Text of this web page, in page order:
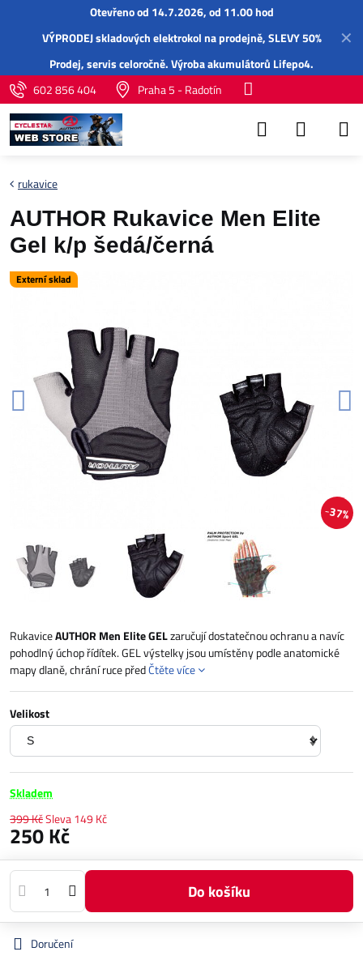
✕
Otevřeno od 14.7.2026, od 11.00 hod
VÝPRODEJ skladových elektrokol na prodejně, SLEVY 50%
Prodej,servisceloročně.Výroba akumulátorů Lifepo4.
602 856 404
Praha 5 - Radotín
Externí sklad
37%
rukavice
AUTHOR Rukavice Men Elite
Gel k/p šedá/černá
RukaviceAUTHOR Men Elite GELzaručují dostatečnou ochranu a navíc
pohodlný úchop řídítek. GEL výstelky jsou umístěny podle anatomické
mapy dlaně, chrání ruce předČtěte více
Velikost
Skladem
399 KčSleva149 Kč
250 Kč
Do košíku
Doručení